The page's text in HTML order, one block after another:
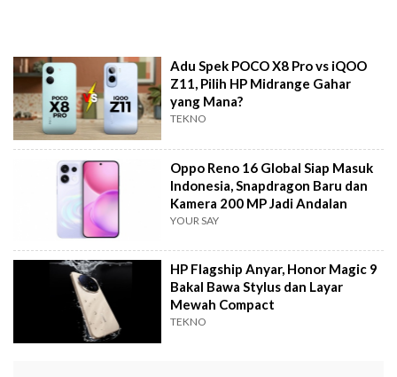
Adu Spek POCO X8 Pro vs iQOO
Z11, Pilih HP Midrange Gahar
yang Mana?
TEKNO
Oppo Reno 16 Global Siap Masuk
Indonesia, Snapdragon Baru dan
Kamera 200 MP Jadi Andalan
YOUR SAY
HP Flagship Anyar, Honor Magic 9
Bakal Bawa Stylus dan Layar
Mewah Compact
TEKNO